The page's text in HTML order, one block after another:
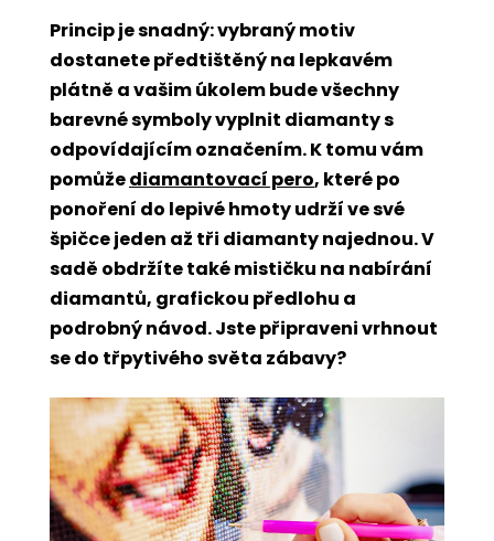
Princip je snadný: vybraný motiv
dostanete předtištěný na lepkavém
plátně a vašim úkolem bude všechny
barevné symboly vyplnit diamanty s
odpovídajícím označením. K tomu vám
pomůžediamantovací pero, které po
ponoření do lepivé hmoty udrží ve své
špičce jeden až tři diamanty najednou. V
sadě obdržíte také mističku na nabírání
diamantů, grafickou předlohu a
podrobný návod. Jste připraveni vrhnout
se do třpytivého světa zábavy?